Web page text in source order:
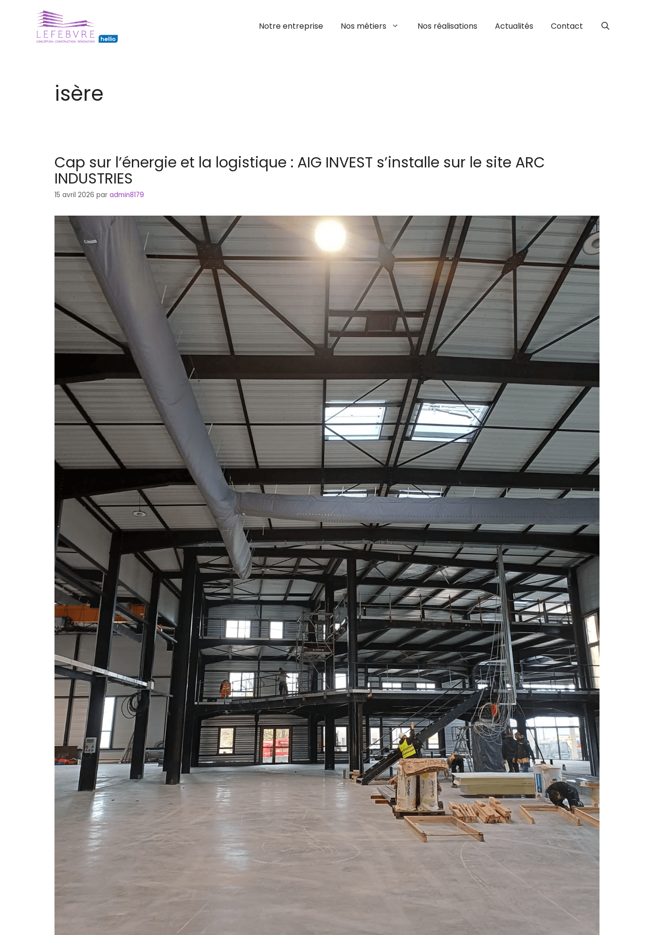
Notre entreprise Nos métiers Nos réalisations Actualités Contact
isère
Cap sur l’énergie et la logistique : AIG INVEST s’installe sur le site ARC
INDUSTRIES
15 avril 2026 par admin8179